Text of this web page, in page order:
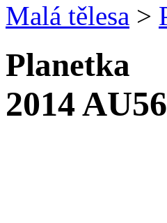
Malá tělesa >
Planetka
2014 AU56